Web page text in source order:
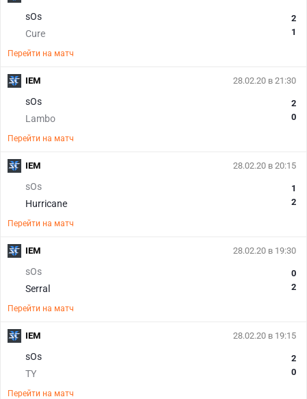
sOs
Cure
2
1
Перейти на матч
28.02.20 в 21:30
sOs
Lambo
2
0
Перейти на матч
IEM
28.02.20 в 20:15
sOs
Hurricane
1
2
Перейти на матч
IEM
28.02.20 в 19:30
sOs
Serral
0
2
Перейти на матч
IEM
28.02.20 в 19:15
sOs
TY
2
0
Перейти на матч
IEM